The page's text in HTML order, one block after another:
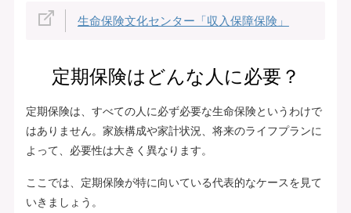
生命保険文化センター「収入保障保険」
定期保険はどんな人に必要？
定期保険は、すべての人に必ず必要な生命保険というわけで
はありません。家族構成や家計状況、将来のライフプランに
よって、必要性は大きく異なります。
ここでは、定期保険が特に向いている代表的なケースを見て
いきましょう。